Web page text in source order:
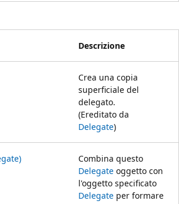
Descrizione
Crea una copia
superficiale del
delegato.
(Ereditato da
Delegate)
Combina questo
Delegate oggetto con
l'oggetto specificato
Delegate per formare